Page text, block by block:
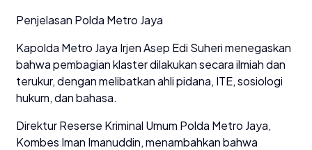
Penjelasan Polda Metro Jaya
Kapolda Metro Jaya Irjen Asep Edi Suheri menegaskan
bahwa pembagian klaster dilakukan secara ilmiah dan
terukur, dengan melibatkan ahli pidana, ITE, sosiologi
hukum, dan bahasa.
Direktur Reserse Kriminal Umum Polda Metro Jaya,
Kombes Iman Imanuddin, menambahkan bahwa